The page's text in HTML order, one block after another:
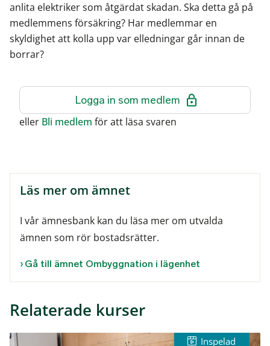
Läs mer om ämnet
I vår ämnesbank kan du läsa mer om utvalda
ämnen som rör bostadsrätter.
Gå till ämnet Ombyggnation i lägenhet
Relaterade kurser
anlita elektriker som åtgärdat skadan. Ska detta gå på
medlemmens försäkring? Har medlemmar en
skyldighet att kolla upp var elledningar går innan de
borrar?
Logga in som medlem
eller Bli medlem för att läsa svaren